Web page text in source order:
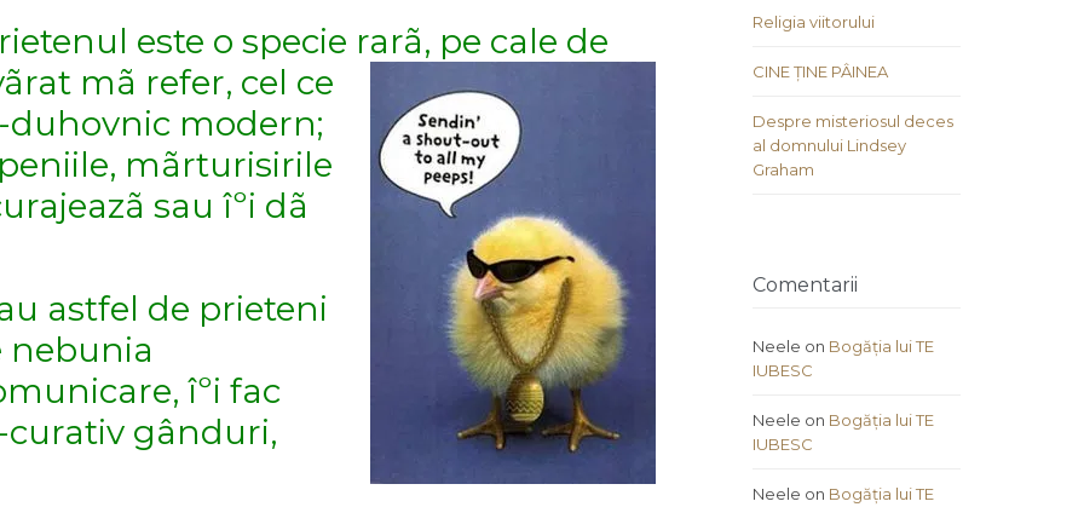
este o specie rarã, pe cale de
mã refer, cel ce
modern;
mãrturisirile
sau îºi dã
astfel de prieteni
nebunia
îºi fac
curativ gânduri,
Religia viitorului
CINE ȚINE PÂINEA
Despre misteriosul deces
al domnului Lindsey
Graham
Comentarii
Neele on Bogăția lui TE
IUBESC
Neele on Bogăția lui TE
IUBESC
Neele on Bogăția lui TE